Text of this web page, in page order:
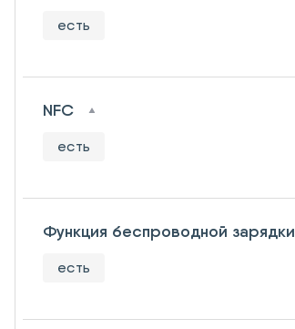
есть
NFC
есть
Функция беспроводной зарядки
есть